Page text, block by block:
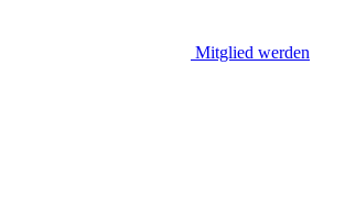
Mitglied werden